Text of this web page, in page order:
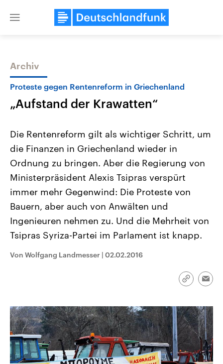
Close
Themen
Landtagswahl Sachsen-Anhalt
2026
Alle Informationen
Sachsen-Anhalt wählt am 6.
September 2026 einen neuen
Landtag. Seit 2021 wird das
Bundesland von einer Koalition aus
Umfragen, Prognosen,
und Hintergründe zu den Parteien
und Kandidaten der anstehenden
Aktuelle Beiträge,
Hintergründe
Wirtschaftlich und
gehören die Vereinigten
mit großem Einfluss auf
Sendungen Programm Podcasts
Archiv
Proteste gegen Rentenreform in Griechenland
„Aufstand der Krawatten“
Die Rentenreform gilt als wichtiger Schritt, um
die Finanzen in Griechenland wieder in
Ordnung zu bringen. Aber die Regierung von
Ministerpräsident Alexis Tsipras verspürt
immer mehr Gegenwind: Die Proteste von
Bauern, aber auch von Anwälten und
Ingenieuren nehmen zu. Und die Mehrheit von
Tsipras Syriza-Partei im Parlament ist knapp.
Von Wolfgang Landmesser | 02.02.2016
Link